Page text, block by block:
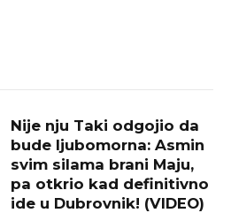
Nije nju Taki odgojio da
bude ljubomorna: Asmin
svim silama brani Maju,
pa otkrio kad definitivno
ide u Dubrovnik! (VIDEO)